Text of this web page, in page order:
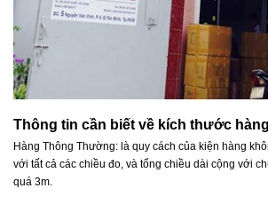
Thông tin cần biết về kích thước
Hàng Thông Thường: là quy cách của kiện hàng
với tất cả các chiều đo, và tổng chiều dài cộng với
quá 3m.